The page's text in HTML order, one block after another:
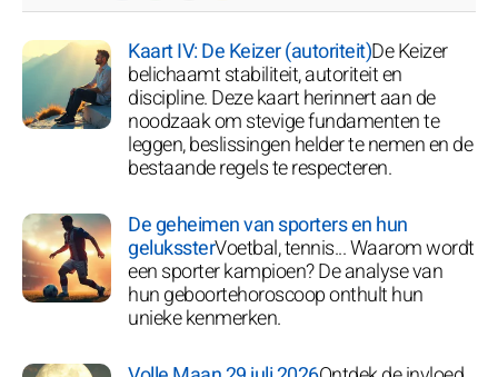
Kaart IV: De Keizer (autoriteit)De Keizer
belichaamt stabiliteit, autoriteit en
discipline. Deze kaart herinnert aan de
noodzaak om stevige fundamenten te
leggen, beslissingen helder te nemen en de
bestaande regels te respecteren.
De geheimen van sporters en hun
gelukssterVoetbal, tennis... Waarom wordt
een sporter kampioen? De analyse van
hun geboortehoroscoop onthult hun
unieke kenmerken.